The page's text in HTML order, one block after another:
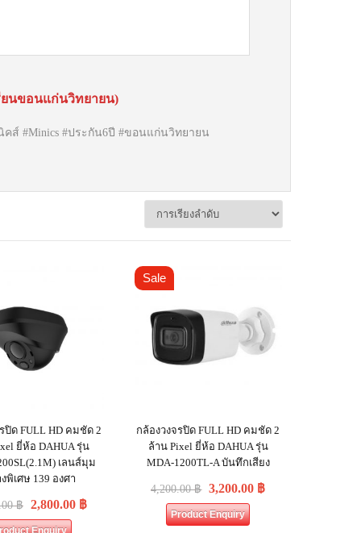
นขอนแก่นวิทยายน)
ส์ #Minics #ประกัน6ปี #ขอนแก่นวิทยายน
ปิด FULL HD คมชัด 2
ยี่ห้อ DAHUA รุ่น
เลนส์มุม
พิเศษ 139 องศา
฿ 2,800.00 ฿
Enquiry
Sale
กล้องวงจรปิด FULL HD คมชัด 2
ล้าน Pixel ยี่ห้อ DAHUA รุ่น
MDA-1200TL-A บันทึกเสียง
4,200.00฿ 3,200.00 ฿
Product Enquiry